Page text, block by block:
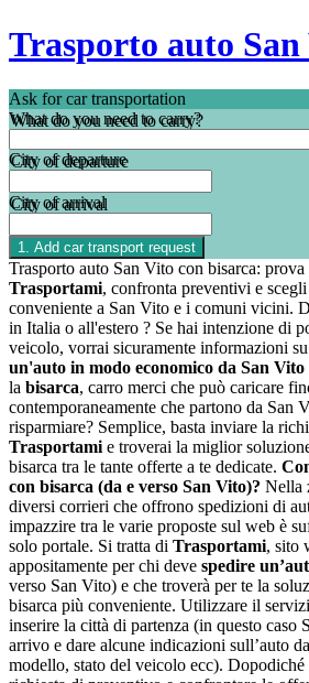
Trasporto auto
Ask for car transportation
What do you need to carry?
City of departure
City of arrival
Trasporto auto San Vito con bisarca:
Trasportami, confronta preventivi e
conveniente a San Vito e i comuni vicini.
in Italia o all'estero ? Se hai intenzione di
veicolo, vorrai sicuramente informazioni su
un'auto in modo economico da San Vito
la bisarca, carro merci che può caricare
contemporaneamente che partono da San
risparmiare? Semplice, basta inviare la
Trasportami e troverai la miglior
bisarca tra le tante offerte a te dedicate.
con bisarca (da e verso San Vito)? Nella
diversi corrieri che offrono spedizioni di
impazzire tra le varie proposte sul web è
solo portale. Si tratta di Trasportami, sito
appositamente per chi deve spedire
verso San Vito) e che troverà per te la
bisarca più conveniente. Utilizzare il
inserire la città di partenza (in questo caso
arrivo e dare alcune indicazioni sull’auto
modello, stato del veicolo ecc). Dopodiché